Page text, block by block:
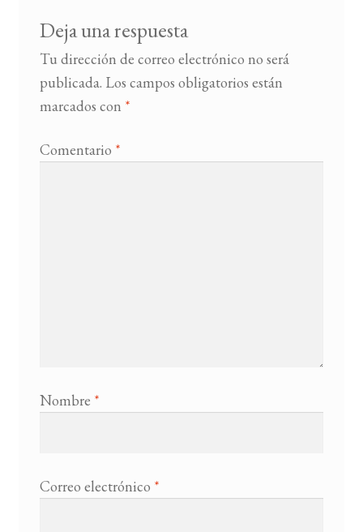
Deja una respuesta
Tu dirección de correo electrónico no será
publicada. Los campos obligatorios están
marcados con *
Comentario *
Nombre *
Correo electrónico *